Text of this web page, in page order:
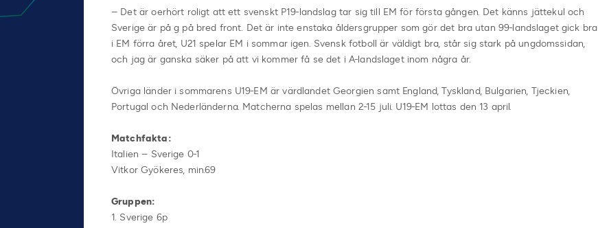
– Det är oerhört roligt att ett svenskt P19-landslag tar sig till EM för första gången. Det känns jättekul och
Sverige är på g på bred front. Det är inte enstaka åldersgrupper som gör det bra utan 99-landslaget gick bra
i EM förra året, U21 spelar EM i sommar igen. Svensk fotboll är väldigt bra, står sig stark på ungdomssidan,
och jag är ganska säker på att vi kommer få se det i A-landslaget inom några år.
Övriga länder i sommarens U19-EM är värdlandet Georgien samt England, Tyskland, Bulgarien, Tjeckien,
Portugal och Nederländerna. Matcherna spelas mellan 2-15 juli. U19-EM lottas den 13 april.
Matchfakta:
Italien – Sverige 0-1
Vitkor Gyökeres, min.69
Gruppen:
1. Sverige 6p